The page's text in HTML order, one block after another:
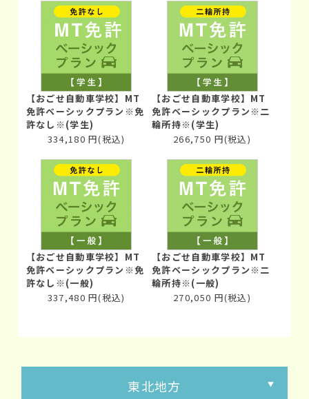
【おごせ自動車学校】MT
免許ベーシックプラン※免
許なし※(学生)
334,180 円(税込)
【おごせ自動車学校】MT
免許ベーシックプラン※二
輪所持※(学生)
266,750 円(税込)
【おごせ自動車学校】MT
免許ベーシックプラン※免
許なし※(一般)
337,480 円(税込)
【おごせ自動車学校】MT
免許ベーシックプラン※二
輪所持※(一般)
270,050 円(税込)
東北地方